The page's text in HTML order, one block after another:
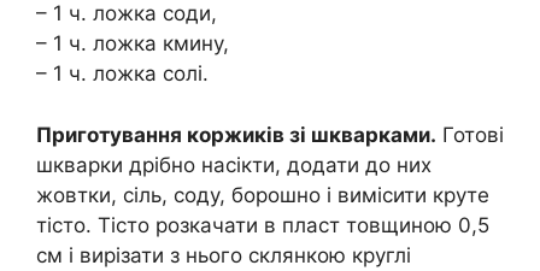
– 1 ч. ложка соди,
– 1 ч. ложка кмину,
– 1 ч. ложка солі.
Приготування коржиків зі шкварками. Готові
шкварки дрібно насікти, додати до них
жовтки, сіль, соду, борошно і вимісити круте
тісто. Тісто розкачати в пласт товщиною 0,5
см і вирізати з нього склянкою круглі